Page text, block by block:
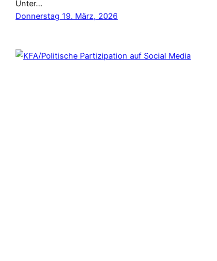
Unter…
Donnerstag 19. März, 2026